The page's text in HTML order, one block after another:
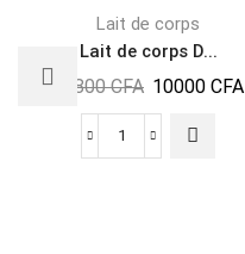
Lait de corps
Lait de corps D...
10800CFA 10000 CFA